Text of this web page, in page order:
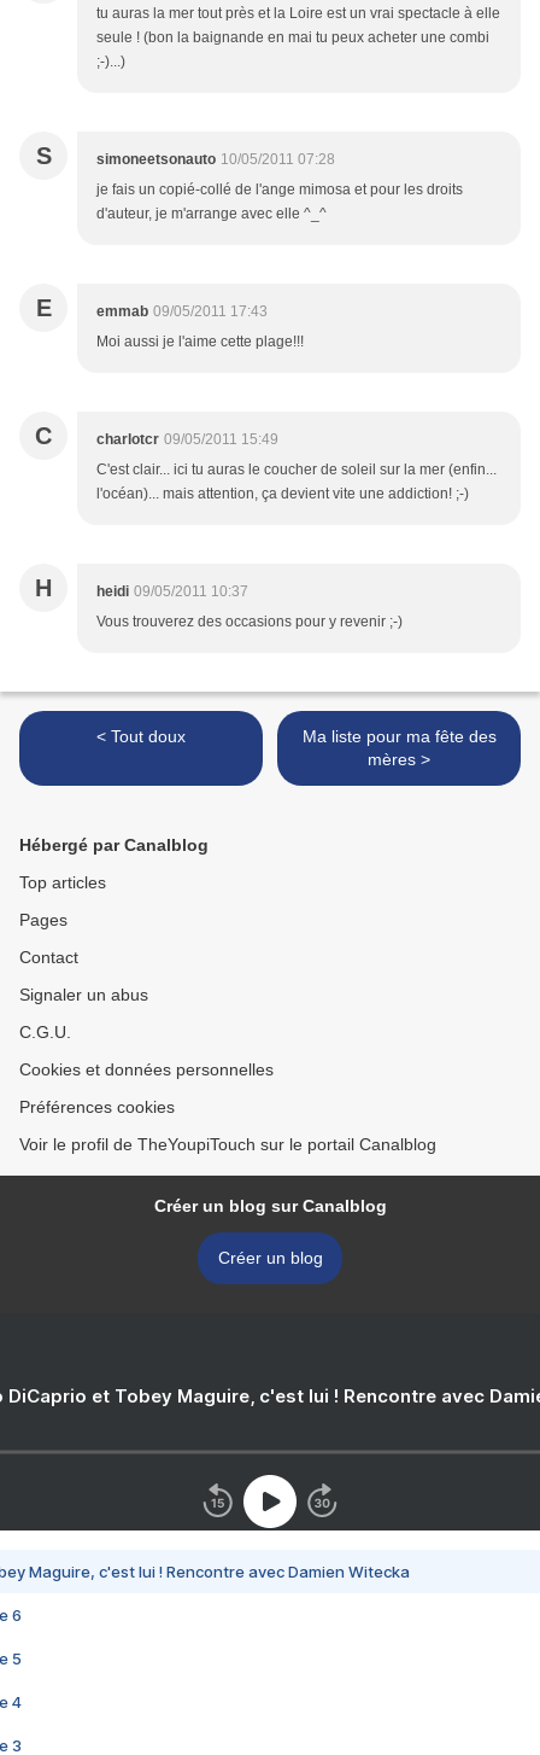
tu auras la mer tout près et la Loire est un vrai spectacle à elle
seule ! (bon la baignande en mai tu peux acheter une combi
;-)...)
S simoneetsonauto 10/05/2011 07:28
je fais un copié-collé de l'ange mimosa et pour les droits
d'auteur, je m'arrange avec elle ^_^
E emmab 09/05/2011 17:43
Moi aussi je l'aime cette plage!!!
C charlotcr 09/05/2011 15:49
C'est clair... ici tu auras le coucher de soleil sur la mer (enfin...
l'océan)... mais attention, ça devient vite une addiction! ;-)
H heidi 09/05/2011 10:37
Vous trouverez des occasions pour y revenir ;-)
< Tout doux
Ma liste pour ma fête des
mères >
Hébergé par Canalblog
Top articles
Pages
Contact
Signaler un abus
C.G.U.
Cookies et données personnelles
Préférences cookies
Voir le profil de TheYoupiTouch sur le portail Canalblog
Créer un blog sur Canalblog
Créer un blog
DiCaprio et Tobey Maguire, c'est lui ! Rencontre avec
Maguire, c'est lui ! Rencontre avec Damien Witecka
6
5
4
3